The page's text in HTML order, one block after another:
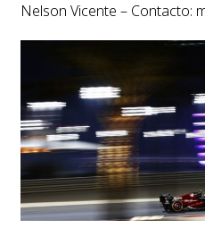
Nelson Vicente – Contacto: